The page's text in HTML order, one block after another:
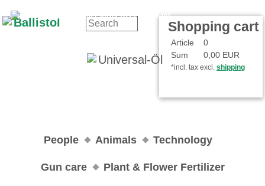
Shopping cart
Article
0
Sum
0,00 EUR
*incl. tax excl. shipping
People Animals Technology
Gun care Plant & Flower Fertilizer